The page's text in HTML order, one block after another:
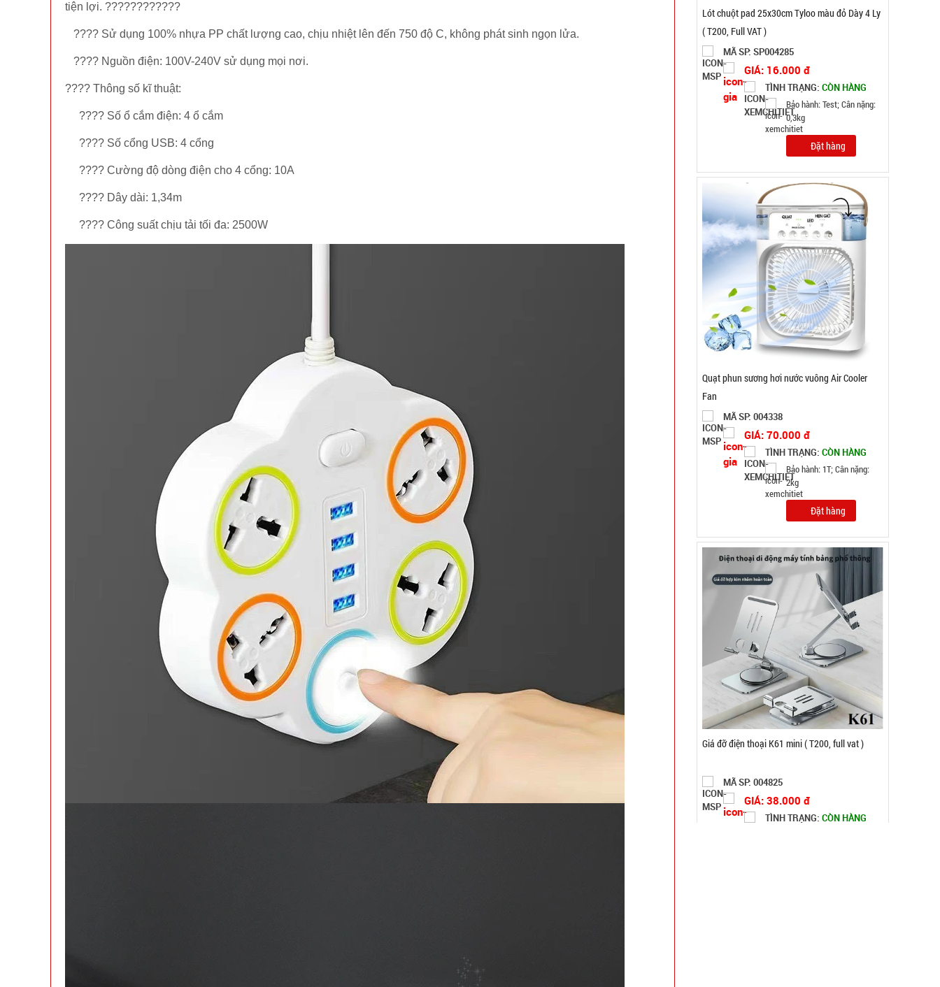
tiện lợi. ????????????
???? Sử dụng 100% nhựa PP chất lượng cao, chịu nhiệt lên đến 750 độ C, không phát sinh ngọn lửa.
???? Nguồn điện: 100V-240V sử dụng mọi nơi.
???? Thông số kĩ thuật:
???? Số ổ cắm điện: 4 ổ cắm
???? Số cổng USB: 4 cổng
???? Cường độ dòng điện cho 4 cổng: 10A
???? Dây dài: 1,34m
???? Công suất chịu tải tối đa: 2500W
Quạt phun sương hơi nước vuông Air Cooler
Fan
MÃ SP: 004338
GIÁ: 70.000 đ
TÌNH TRẠNG:CÒN HÀNG
Bảo hành: 1T; Cân nặng:
2kg
Đặt hàng
Giá đỡ điện thoại K61 mini ( T200, full vat )
MÃ SP: 004825
GIÁ: 38.000 đ
TÌNH TRẠNG: CÒN HÀNG
Bảo hành: Test , Cân nặng :
0.3kg
Đặt hàng
xịn
MÃ SP: 004007
GIÁ: 115.000 đ